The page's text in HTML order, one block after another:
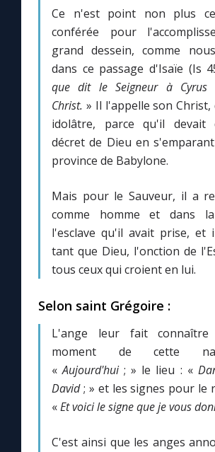
Ce n'est point non plus
conférée pour
grand dessein, comme
dans ce passage d'Isaïe (Is
que dit le Seigneur à
Christ. » Il l'appelle son
idolâtre, parce qu'il devait
décret de Dieu en
province de Babylone.
Mais pour le Sauveur, il a
comme homme et dans
l'esclave qu'il avait prise, et
tant que Dieu, l'onction de
tous ceux qui croient en lui.
Selon saint Grégoire :
L'ange leur fait
moment de cette
«Aujourd'hui; » le lieu : «
David; » et les signes pour le
«Et voici le signe que je vous
C'est ainsi que les anges